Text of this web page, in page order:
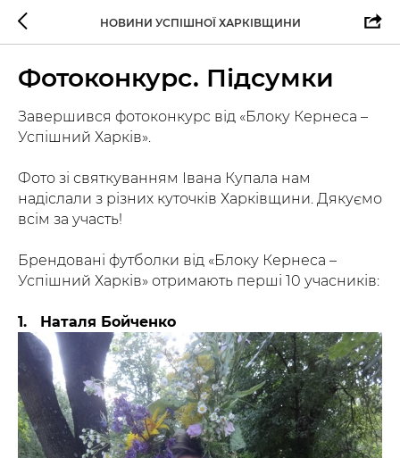
НОВИНИ УСПІШНОЇ ХАРКІВЩИНИ
Фотоконкурс. Підсумки
Завершився фотоконкурс від «Блоку Кернеса –
Успішний Харків».
Фото зі святкуванням Івана Купала нам
надіслали з різних куточків Харківщини. Дякуємо
всім за участь!
Брендовані футболки від «Блоку Кернеса –
Успішний Харків» отримають перші 10 учасників:
1. Наталя Бойченко